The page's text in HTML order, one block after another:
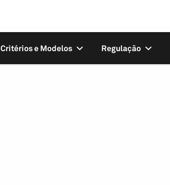
Critérios e Modelos Regulação